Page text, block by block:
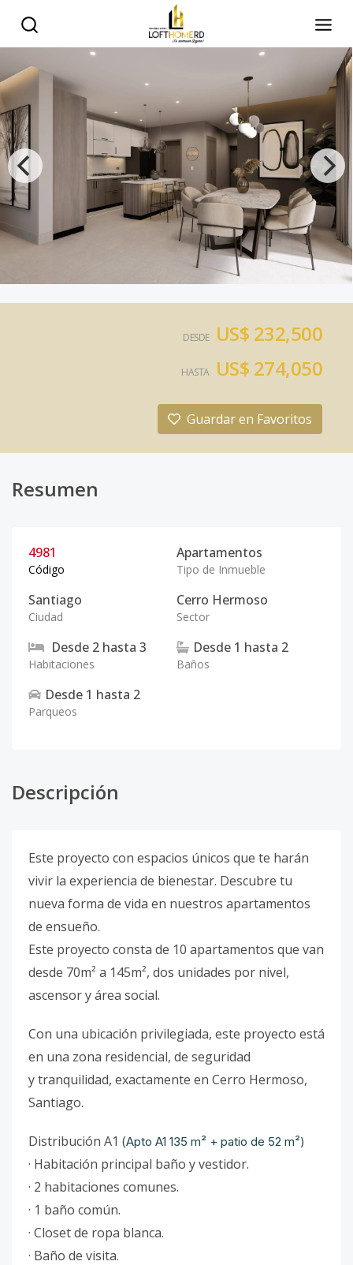
DESDE US$ 232,500
HASTA US$ 274,050
Guardar en Favoritos
Resumen
4981
Código
Apartamentos
Tipo de Inmueble
Santiago
Ciudad
Cerro Hermoso
Sector
Desde 2 hasta 3
Habitaciones
Desde 1 hasta 2
Baños
Desde 1 hasta 2
Parqueos
Descripción
Este proyecto con espacios únicos que te harán
vivir la experiencia de bienestar. Descubre tu
nueva forma de vida en nuestros apartamentos
de ensueño.
Este proyecto consta de 10 apartamentos que van
desde 70m² a 145m², dos unidades por nivel,
ascensor y área social.
Con una ubicación privilegiada, este proyecto está
en una zona residencial, de seguridad
y tranquilidad, exactamente en Cerro Hermoso,
Santiago.
Distribución A1 (Apto A1 135 m² + patio de 52 m²)
· Habitación principal baño y vestidor.
· 2 habitaciones comunes.
· 1 baño común.
· Closet de ropa blanca.
· Baño de visita.